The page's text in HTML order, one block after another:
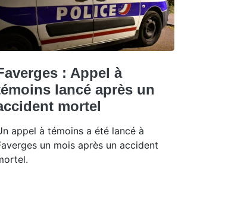
: Appel à
lancé après un
mortel
appel à témoins a été lancé à
un mois après un accident